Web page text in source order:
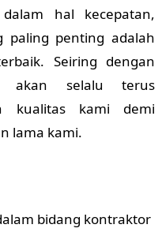
hal kecepatan,
paling penting adalah
Seiring dengan
akan selalu terus
kualitas kami demi
lama kami.
bidang kontraktor